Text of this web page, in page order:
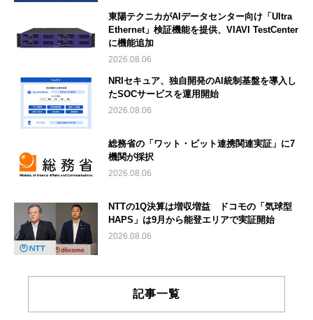
東陽テクニカがAIデータセンター向け「Ultra
Ethernet」検証機能を提供、VIAVI TestCenter
に機能追加
2026.08.06
NRIセキュア、独自開発のAI統制基盤を導入し
たSOCサービスを運用開始
2026.08.06
総務省の「ワット・ビット連携関連実証」に7
機関が採択
2026.08.06
NTTの1Q決算は増収増益 ドコモの「気球型
HAPS」は9月から能登エリアで実証開始
2026.08.06
記事一覧